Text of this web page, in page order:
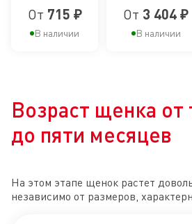
породы
Чихуахуа
От 715 ₽
В наличии
щенков
породы
Бульдог до 12
От 3 404 ₽
В наличии
Возраст щенка от
до пяти месяцев
На этом этапе щенок растет
независимо от размеров,